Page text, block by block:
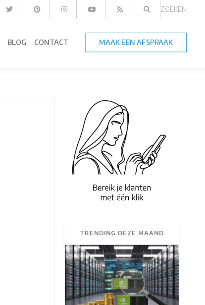
ZOEKEN
BLOG CONTACT MAAK EEN AFSPRAAK
TRENDING DEZE MAAND